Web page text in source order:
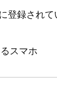
登録されて
スマホ